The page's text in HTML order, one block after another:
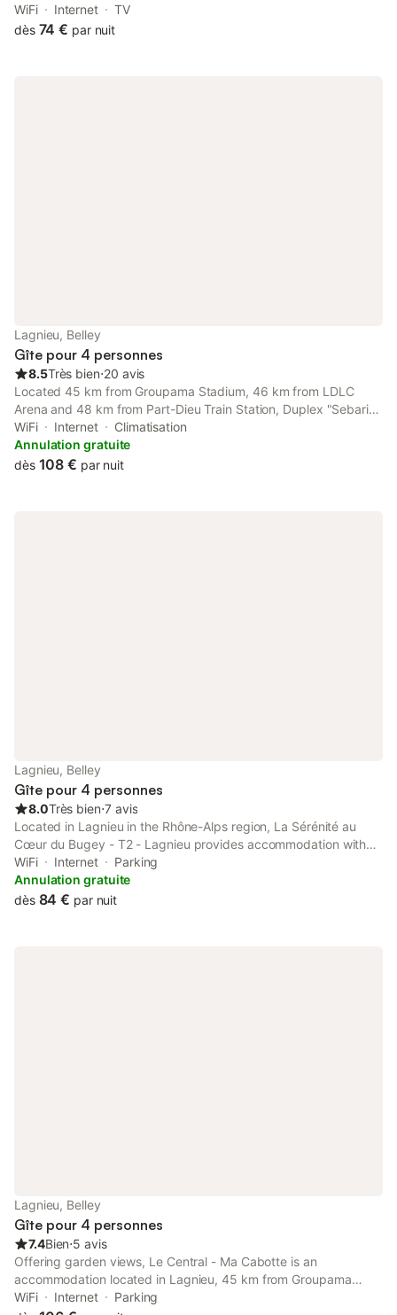
amenities such as free WiFi and a flat-screen TV.
WiFi Internet
TV
dès 74 € par nuit
Lagnieu, Belley
Gîte pour 4 personnes
8.5Très bien⋅20 avis
Located 45 km from Groupama Stadium, 46 km from LDLC
Arena and 48 km from Part-Dieu Train Station, Duplex "Sebari
"centre ville parking clim proche CNPE provides
accommodation situated in Lagnieu.
WiFi Internet
Climatisation
Annulation gratuite
dès 108 € par nuit
Lagnieu, Belley
Gîte pour 4 personnes
8.0Très bien⋅7 avis
Located in Lagnieu in the Rhône-Alps region, La Sérénité au
Cœur du Bugey - T2 - Lagnieu provides accommodation with
free WiFi and free private parking.
WiFi Internet
Parking
Annulation gratuite
dès 84 € par nuit
Lagnieu, Belley
Gîte pour 4 personnes
7.4Bien⋅5 avis
Offering garden views, Le Central - Ma Cabotte is an
accommodation located in Lagnieu, 45 km from Groupama
Stadium and 45 km from LDLC Arena. This property offers
WiFi Internet
Parking